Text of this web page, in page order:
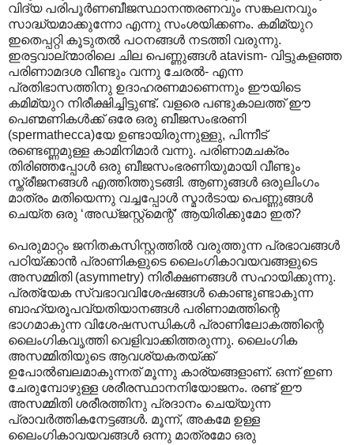
വിദ്യ പരിപൂര്‍ണബീജസ്ഥാനന്തരണവും സങ്കലനവും
സാദ്ധ്യമാക്കുന്നോ എന്നു സംശയിക്കണം. കമിമ്യുറ
ഇതെപ്പറ്റി കൂടുതല്‍ പഠനങ്ങള്‍ നടത്തി വരുന്നു.
ഇരട്ടവാല്ന്മാരിലെ ചില പെണ്ണുങ്ങള്‍ atavism- വിട്ടുകളഞ്ഞ
പരിണാമദശ വീണ്ടും വന്നു ചേരല്‍- എന്ന
പ്രതിഭാസത്തിനു ഉദാഹരണമാണെന്നും ഈയിടെ
കമിമ്യുറ നിരീക്ഷിച്ചിട്ടുണ്ട്. വളരെ പണ്ടുകാലത്ത് ഈ
പെണ്മണികള്‍ക്ക് ഒരേ ഒരു ബീജസംഭരണി
(spermathecca)യേ ഉണ്ടായിരുന്നുള്ളു, പിന്നീട്
രണ്ടെണ്ണമുള്ള കാമിനിമാര്‍ വന്നു. പരി‍ണാമചക്രം
തിരിഞ്ഞപ്പോള്‍ ഒരു ബീജസംഭരണിയുമായി വീണ്ടും
സ്ത്രീജനങ്ങള്‍ എത്തിത്തുടങ്ങി. ആണുങ്ങള്‍ ഒരുലിംഗം
മാത്രം മതിയെന്നു വച്ചപ്പോള്‍ സ്മാര്‍ടായ പെണ്ണുങ്ങള്‍
ചെയ്ത ഒരു ‘അഡ്ജസ്റ്റ്മെന്റ്’ ആയിരിക്കുമോ ഇത്?
പെരുമാറ്റം ജനിതകസിസ്റ്റത്തില്‍ വരുത്തുന്ന പ്രഭാവങ്ങള്‍‍
പഠിയ്ക്കാന്‍ പ്രാണികളുടെ ലൈംഗികാവയവങ്ങളുടെ
അസമ്മിതി (asymmetry) നിരീക്ഷണങ്ങള്‍ സഹായിക്കുന്നു.
പ്രത്യേക സ്വഭാവവിശേഷങ്ങള്‍ കൊണ്ടുണ്ടാകുന്ന
ബാഹ്യരൂപവ്യതിയാനങ്ങള്‍ പരിണാമത്തിന്റെ
ഭാഗമാകുന്ന വിശേഷസന്ധികള്‍ പ്രാണിലോകത്തിന്റെ
ലൈംഗികവൃത്തി വെളിവാക്കിത്തരുന്നു. ലൈംഗിക
അസമ്മിതിയുടെ ആവശ്യകതയ്ക്ക്
ഉപോല്‍ബലമാകുന്നത് മൂന്നു കാര്യങ്ങളാണ്. ഒന്ന് ഇണ
ചേരുമ്പോഴുള്ള ശരീരസ്ഥാനനിയോജനം. രണ്ട് ഈ
അസമ്മിതി ശരീരത്തിനു പ്രദാനം ചെയ്യുന്ന
പ്രാവര്‍ത്തികനേട്ടങ്ങള്‍. മൂന്ന്, അകമേ ഉള്ള
ലൈംഗികാവയവങ്ങള്‍ ഒന്നു മാത്രമോ ഒരു